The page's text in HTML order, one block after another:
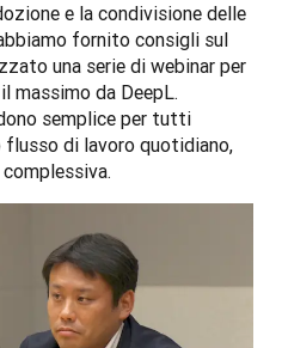
e la condivisione delle
fornito consigli sul
una serie di webinar per
massimo da DeepL.
semplice per tutti
flusso di lavoro quotidiano,